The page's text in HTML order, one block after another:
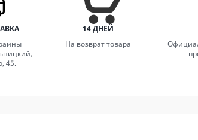
45.
14 ДНЕЙ
На возврат товара